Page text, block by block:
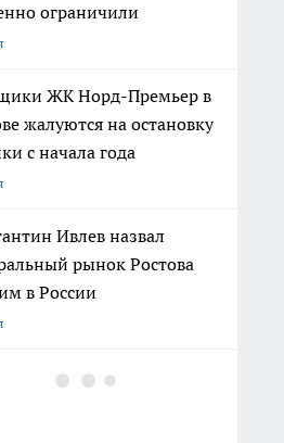
ограничили
ЖК Норд-Премьер в
жалуются на остановку
с начала года
Ивлев назвал
рынок Ростова
в России